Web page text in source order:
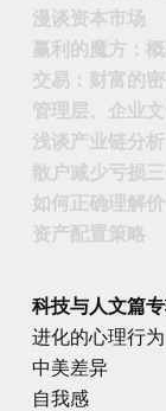
漫谈资本市场
赢利的魔方：
交易：财富的
管理层、企业
浅谈产业链分析
散户减少亏损
如何正确理解
资产配置策略
科技与人文篇
进化的心理行为
中美差异
自我感